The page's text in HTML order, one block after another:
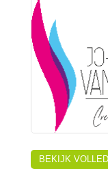
BEKIJK